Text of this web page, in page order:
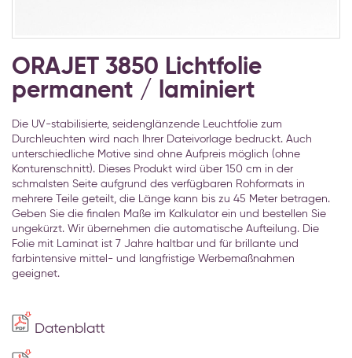
Anfang
der
Bildgalerie
ORAJET 3850 Lichtfolie
permanent / laminiert
Die UV-stabilisierte, seidenglänzende Leuchtfolie zum
Durchleuchten wird nach Ihrer Dateivorlage bedruckt. Auch
unterschiedliche Motive sind ohne Aufpreis möglich (ohne
Konturenschnitt). Dieses Produkt wird über 150 cm in der
schmalsten Seite aufgrund des verfügbaren Rohformats in
mehrere Teile geteilt, die Länge kann bis zu 45 Meter betragen.
Geben Sie die finalen Maße im Kalkulator ein und bestellen Sie
ungekürzt. Wir übernehmen die automatische Aufteilung. Die
Folie mit Laminat ist 7 Jahre haltbar und für brillante und
farbintensive mittel- und langfristige Werbemaßnahmen
geeignet.
Datenblatt